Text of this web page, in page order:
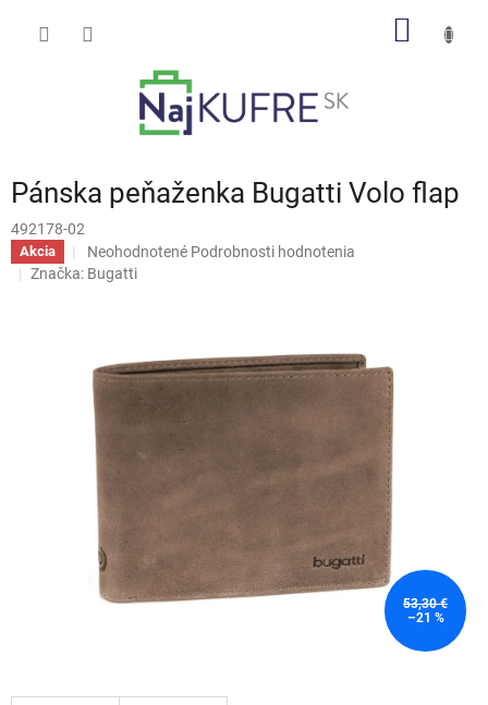
Pánska peňaženka Bugatti Volo flap
492178-02
Akcia
Priemerné
hodnotenie
5
hviezdičiek.
Neohodnotené Podrobnosti hodnotenia
Značka: Bugatti
53,30 €
–21 %